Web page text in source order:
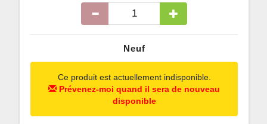
Neuf
Ce produit est actuellement indisponible.
Prévenez-moi quand il sera de nouveau
disponible